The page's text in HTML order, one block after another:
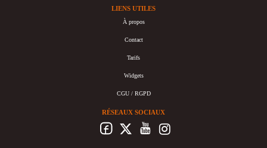
LIENS UTILES
À propos
Contact
Tarifs
Widgets
CGU / RGPD
RÉSEAUX SOCIAUX